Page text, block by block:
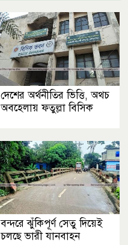
দেশের অর্থনীতির ভিত্তি, অথচ
অবহেলায় ফতুল্লা বিসিক
বন্দরে ঝুঁকিপূর্ণ সেতু দিয়েই
চলছে ভারী যানবাহন